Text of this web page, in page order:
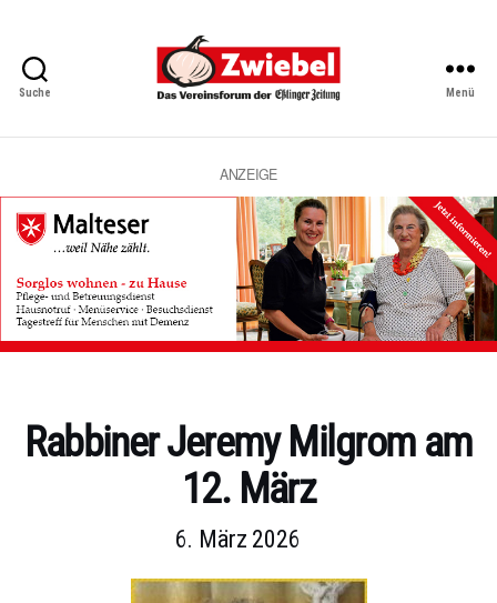
Suche
Vereinsforum
Eßlinger
Zeitung
Menü
ANZEIGE
Kategorien
Rabbiner Jeremy Milgrom am
12. März
6. März 2026